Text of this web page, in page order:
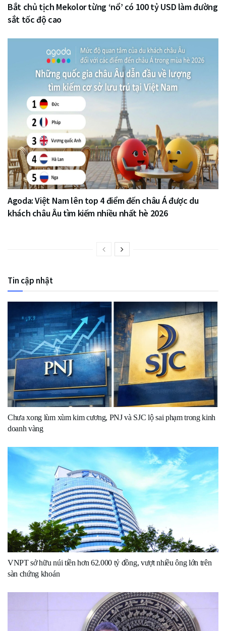
Bắt chủ tịch Mekolor từng ‘nổ’ có 100 tỷ USD làm đường
sắt tốc độ cao
Agoda: Việt Nam lên top 4 điểm đến châu Á được du
khách châu Âu tìm kiếm nhiều nhất hè 2026
Tin cập nhật
Chưa xong lùm xùm kim cương, PNJ và SJC lộ sai phạm trong kinh
doanh vàng
VNPT sở hữu núi tiền hơn 62.000 tỷ đồng, vượt nhiều ông lớn trên
sàn chứng khoán